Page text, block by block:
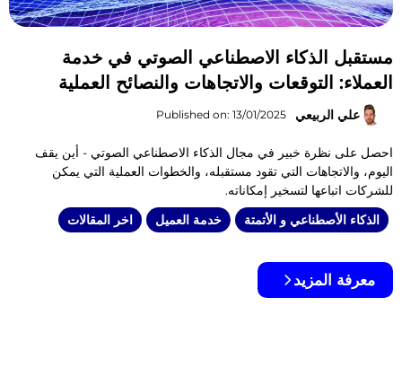
مستقبل الذكاء الاصطناعي الصوتي في خدمة
العملاء: التوقعات والاتجاهات والنصائح العملية
علي الربيعي Published on: 13/01/2025
احصل على نظرة خبير في مجال الذكاء الاصطناعي الصوتي - أين يقف
اليوم، والاتجاهات التي تقود مستقبله، والخطوات العملية التي يمكن
للشركات اتباعها لتسخير إمكاناته.
الذكاء الأصطناعي و الأتمتة
خدمة العميل اخر المقالات
معرفة المزيد